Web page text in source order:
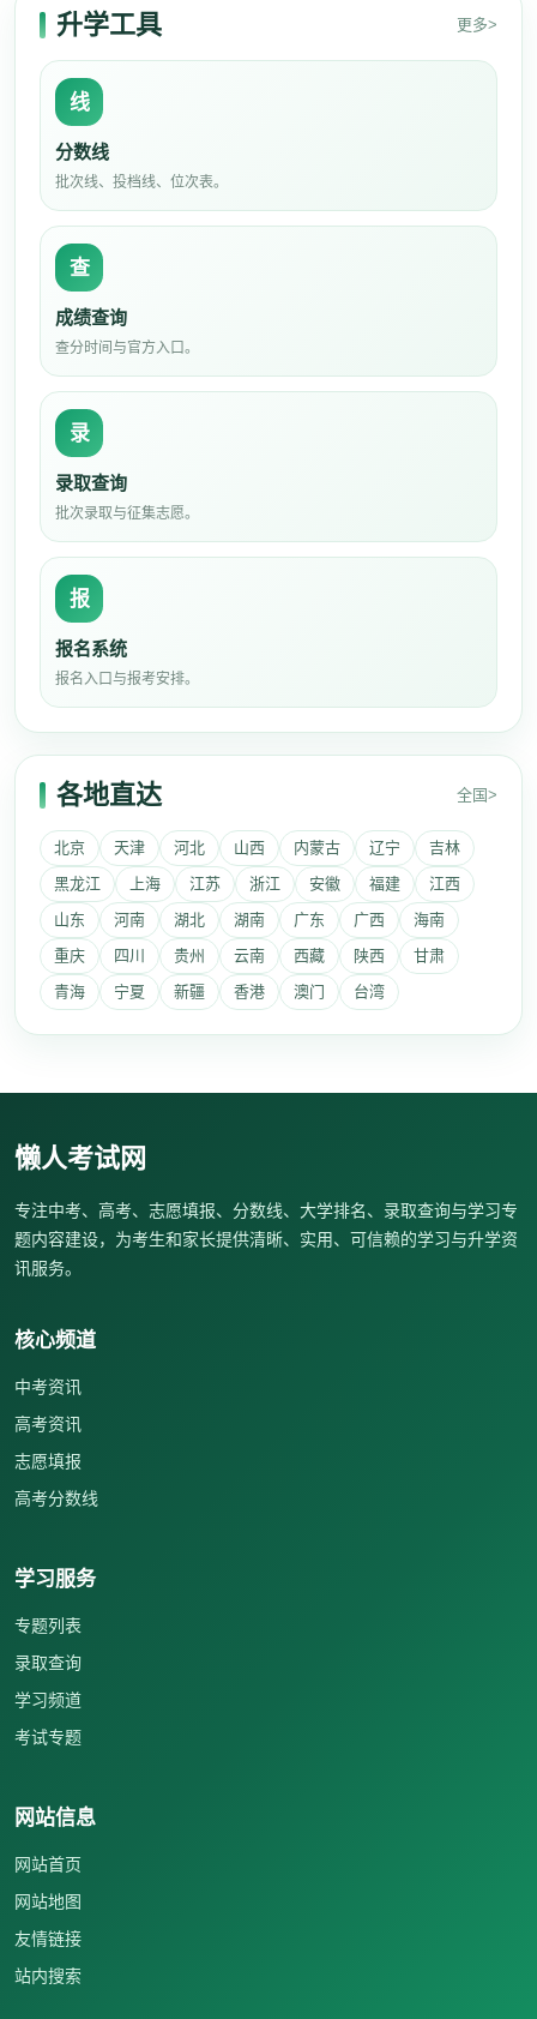
升学工具 更多>
线
分数线
批次线、投档线、位次表。
查
成绩查询
查分时间与官方入口。
录
录取查询
批次录取与征集志愿。
报
报名系统
报名入口与报考安排。
各地直达 全国>
北京 天津 河北 山西 内蒙古 辽宁
吉林
黑龙江
上海 江苏 浙江 安徽 福建
江西
山东
河南 湖北 湖南 广东 广西
海南
重庆
四川 贵州 云南 西藏 陕西
甘肃
青海
宁夏 新疆 香港 澳门 台湾
懒人考试网
专注中考、高考、志愿填报、分数线、大学排名、录取查询与学习专
题内容建设，为考生和家长提供清晰、实用、可信赖的学习与升学资
讯服务。
核心频道
中考资讯
高考资讯
志愿填报
高考分数线
学习服务
专题列表
录取查询
学习频道
考试专题
网站信息
网站首页
网站地图
友情链接
站内搜索